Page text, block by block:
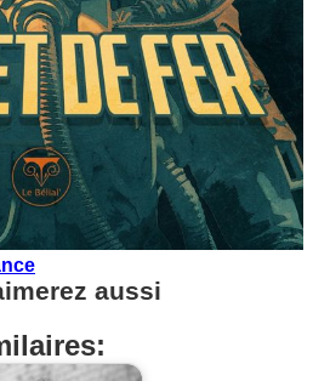
aussi